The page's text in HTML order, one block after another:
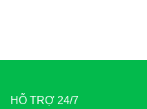
HỖ TRỢ 24/7